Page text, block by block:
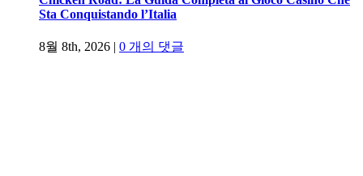
Sta Conquistando l’Italia
8월 8th, 2026 | 0 개의 댓글